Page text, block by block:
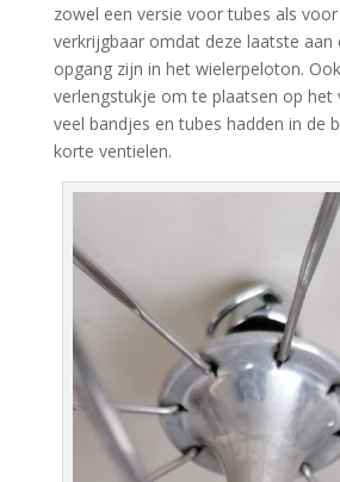
zowel een versie voor tubes als
verkrijgbaar omdat deze laatste aan
opgang zijn in het wielerpeloton.
verlengstukje om te plaatsen op het
veel bandjes en tubes hadden in de
korte ventielen.